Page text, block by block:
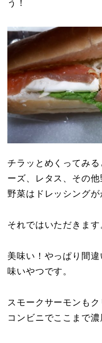
う！
チラッとめくってみ
ーズ、レタス、その
野菜はドレッシングが
それではいただきます
美味い！やっぱり間
味いやつです。
スモークサーモンも
コンビニでここまで